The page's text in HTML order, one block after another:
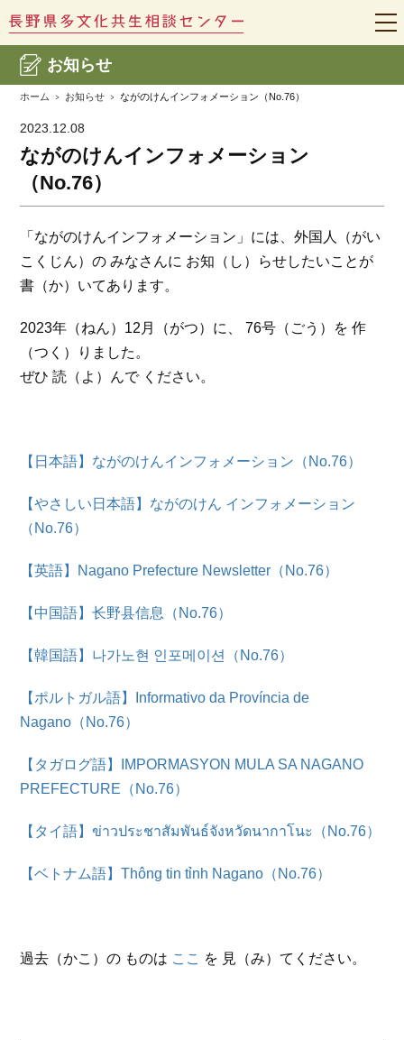
t
l
お知らせ
ホーム お知らせ ながのけんインフォメーション（No.76）
2023.12.08
ながのけんインフォメーション
（No.76）
「ながのけんインフォメーション」には、外国人（がい
こくじん）の みなさんに お知（し）らせしたいことが
書（か）いてあります。
2023年（ねん）12月（がつ）に、 76号（ごう）を 作
（つく）りました。
ぜひ 読（よ）んで ください。
【日本語】ながのけんインフォメーション（No.76）
【やさしい日本語】ながのけん インフォメーション
（No.76）
【英語】Nagano Prefecture Newsletter（No.76）
【中国語】长野县信息（No.76）
【韓国語】나가노현 인포메이션（No.76）
【ポルトガル語】Informativo da Província de
Nagano（No.76）
【タガログ語】IMPORMASYON MULA SA NAGANO
PREFECTURE（No.76）
【タイ語】ข่าวประชาสัมพันธ์จังหวัดนากาโนะ（No.76）
【ベトナム語】Thông tin tỉnh Nagano（No.76）
過去（かこ）の ものは ここ を 見（み）てください。